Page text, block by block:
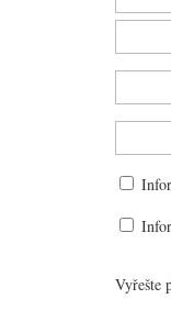
Vyřešte